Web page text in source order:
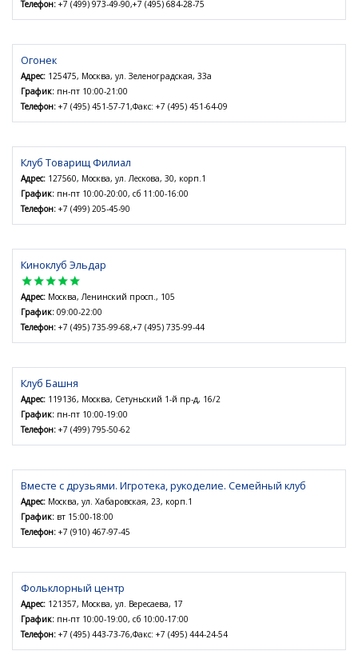
Телефон: +7 (499) 973-49-90,+7 (495) 684-28-75
Огонек
Адрес: 125475, Москва, ул. Зеленоградская, 33а
График: пн-пт 10:00-21:00
Телефон: +7 (495) 451-57-71,Факс: +7 (495) 451-64-09
Клуб Товарищ Филиал
Адрес: 127560, Москва, ул. Лескова, 30, корп.1
График: пн-пт 10:00-20:00, сб 11:00-16:00
Телефон: +7 (499) 205-45-90
Киноклуб Эльдар
star
star
star
star
star
Адрес: Москва, Ленинский просп., 105
График: 09:00-22:00
Телефон: +7 (495) 735-99-68,+7 (495) 735-99-44
Клуб Башня
Адрес: 119136, Москва, Сетуньский 1-й пр-д, 16/2
График: пн-пт 10:00-19:00
Телефон: +7 (499) 795-50-62
Вместе с друзьями. Игротека, рукоделие. Семейный клуб
Адрес: Москва, ул. Хабаровская, 23, корп.1
График: вт 15:00-18:00
Телефон: +7 (910) 467-97-45
Фольклорный центр
Адрес: 121357, Москва, ул. Вересаева, 17
График: пн-пт 10:00-19:00, сб 10:00-17:00
Телефон: +7 (495) 443-73-76,Факс: +7 (495) 444-24-54